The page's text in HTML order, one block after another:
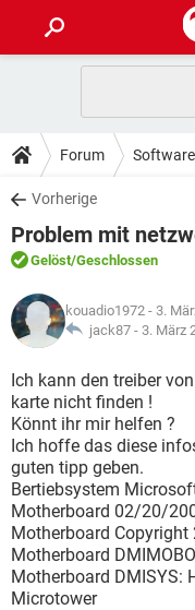
ANDROID
WINDOWS 10
WHATSAPP
FACEBOOK
TIPPS & TRICKS
SPIELE
WINDOWS 10
WHATSAPP
FACEBOOK
DOWNLOADS
SPIELE
ANDROID
WINDOWS 10
WHATSAPP
FACEBOOK
FORUM
SPIELE
ANDROID
WHATSAPP
FACEBOOK
LEXIKON
SPIELE
ANDROID
WINDOWS 10
WHATSAPP
FACEBOOK
Forum
Vorherige
Problem mit
Gelöst/Geschlossen
kouadio1972 - 3.
jack87 - 3. März
Ich kann den treiber
karte nicht finden !
Könnt ihr mir helfen ?
Ich hoffe das diese
guten tipp geben.
Bertiebsystem
Motherboard 02/20/
Motherboard
Motherboard
Motherboard DMISYS:
Microtower